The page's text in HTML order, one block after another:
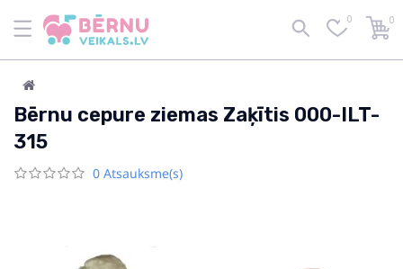
0 0
Bērnu cepure ziemas Zaķītis 000-ILT-
315
0 Atsauksme(s)